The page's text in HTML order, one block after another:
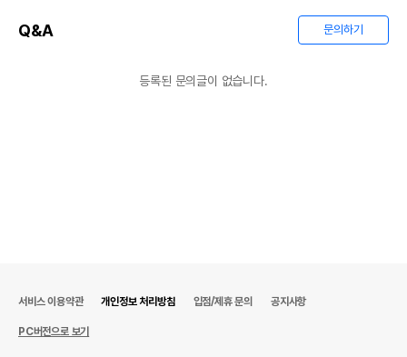
Q&A 문의하기
등록된 문의글이 없습니다.
서비스 이용약관 개인정보 처리방침 입점/제휴 문의 공지사항
PC버전으로 보기